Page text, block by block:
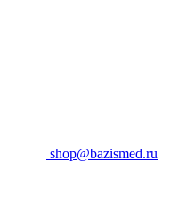
shop@bazismed.ru